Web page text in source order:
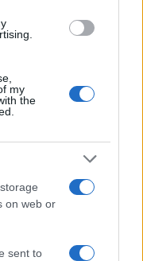
my
the
on web or
sent to